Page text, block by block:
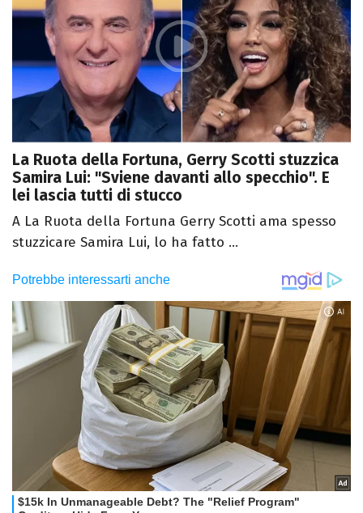
La Ruota della Fortuna, Gerry Scotti stuzzica
Samira Lui: "Sviene davanti allo specchio". E
lei lascia tutti di stucco
A La Ruota della Fortuna Gerry Scotti ama spesso
stuzzicare Samira Lui, lo ha fatto ...